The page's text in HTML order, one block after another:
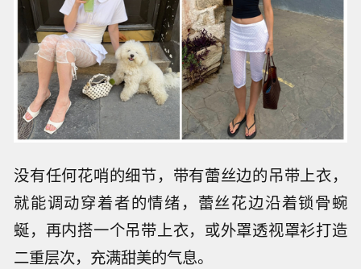
没有任何花哨的细节，带有蕾丝边的吊带上衣，
就能调动穿着者的情绪，蕾丝花边沿着锁骨蜿
蜒，再内搭一个吊带上衣，或外罩透视罩衫打造
二重层次，充满甜美的气息。